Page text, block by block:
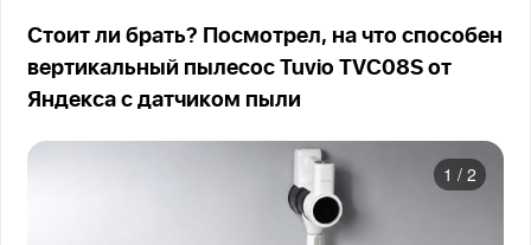
Стоит ли брать? Посмотрел, на что способен
вертикальный пылесос Tuvio TVC08S от
Яндекса с датчиком пыли
1 / 2